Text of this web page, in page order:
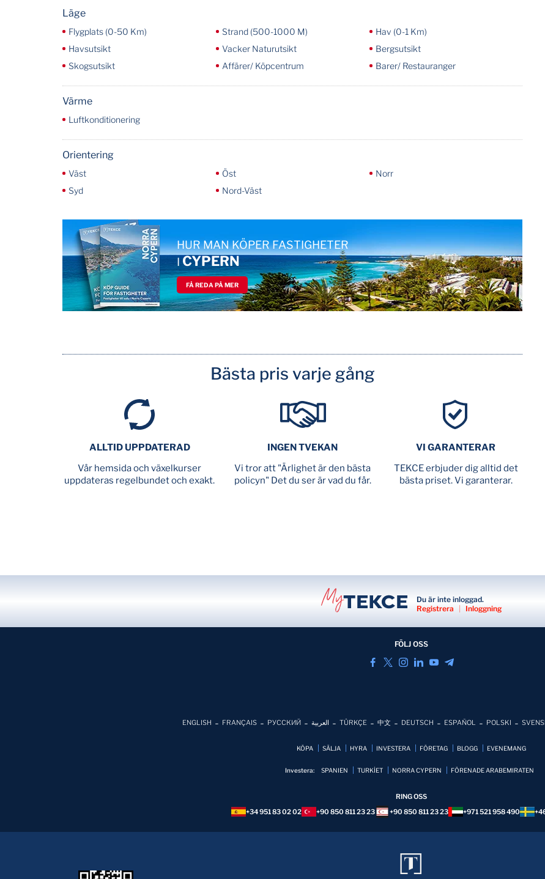
Läge
Flygplats (0-50 Km) Strand (500-1000 M)
Hav (0-1 Km)
Havsutsikt
Vacker Naturutsikt
Bergsutsikt
Skogsutsikt
Affärer/ Köpcentrum Barer/ Restauranger
Värme
Luftkonditionering
Orientering
Väst Öst
Norr
Syd
Nord-Väst
HUR MAN KÖPER FASTIGHETER
I CYPERN
FÅ REDA PÅ MER
Bästa pris varje gång
ALLTID UPPDATERAD
Vår hemsida och växelkurser
uppdateras regelbundet och exakt.
INGEN TVEKAN
Vi tror att "Ärlighet är den bästa
policyn" Det du ser är vad du får.
VI GARANTERAR
TEKCE erbjuder dig alltid det
bästa priset. Vi garanterar.
Du är inte inloggad.
Registrera
| Inloggning
FÖLJ OSS
ENGLISH FRANÇAIS РУССКИЙ العربية TÜRKÇE 中文 DEUTSCH ESPAÑOL POLSKI
KÖPA SÄLJA HYRA INVESTERA FÖRETAG BLOGG EVENEMANG
Investera: SPANIEN TURKİET NORRA CYPERN FÖRENADE ARABEMIRATEN
RING OSS
+34 951 83 02 02
+90 850 811 23 23 +90 850 811 23 23 +971 521 958 490